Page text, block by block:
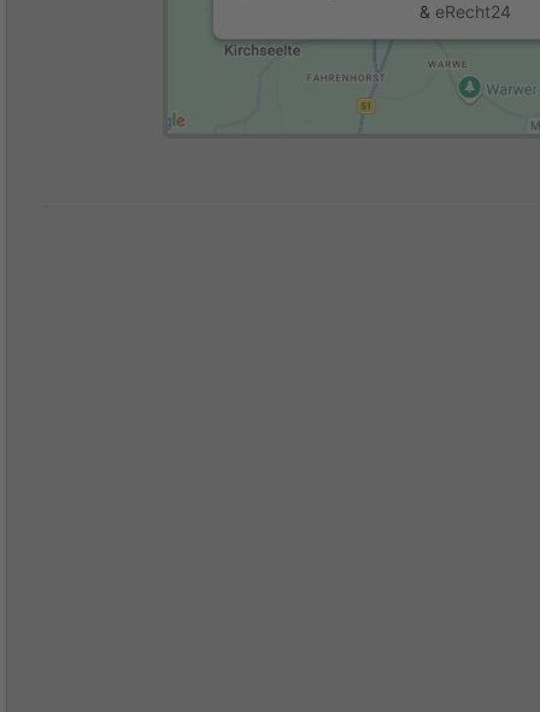
& eRecht24